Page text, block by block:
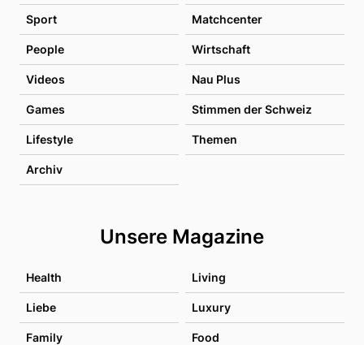
Sport Matchcenter
People Wirtschaft
Videos Nau Plus
Games Stimmen der Schweiz
Lifestyle Themen
Archiv
Unsere Magazine
Health Living
Liebe Luxury
Family Food